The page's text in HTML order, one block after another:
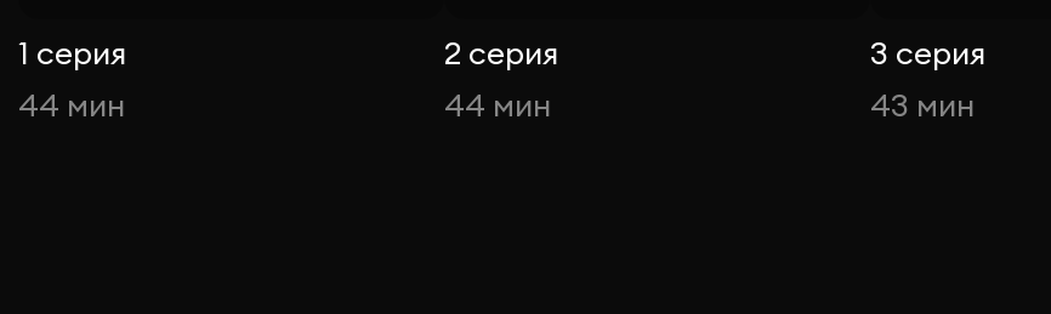
1 серия
44 мин
2 серия
44 мин
3 серия
43 мин